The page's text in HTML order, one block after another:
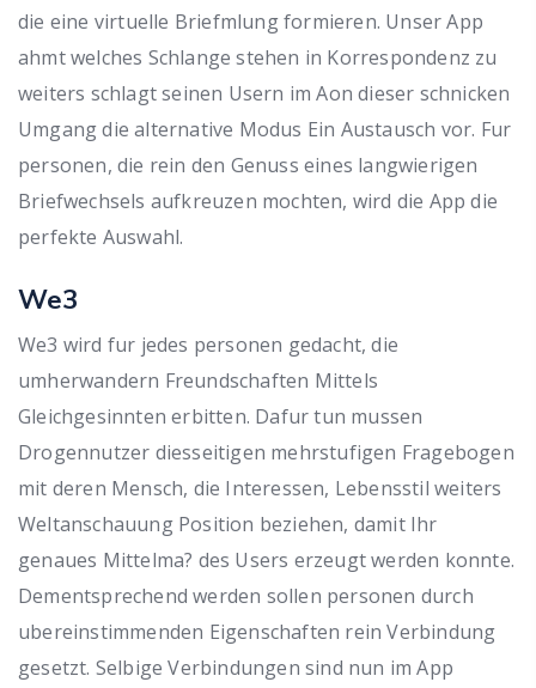
die eine virtuelle Briefmlung formieren. Unser App
ahmt welches Schlange stehen in Korrespondenz zu
weiters schlagt seinen Usern im Aon dieser schnicken
Umgang die alternative Modus Ein Austausch vor. Fur
personen, die rein den Genuss eines langwierigen
Briefwechsels aufkreuzen mochten, wird die App die
perfekte Auswahl.
We3
We3 wird fur jedes personen gedacht, die
umherwandern Freundschaften Mittels
Gleichgesinnten erbitten. Dafur tun mussen
Drogennutzer diesseitigen mehrstufigen Fragebogen
mit deren Mensch, die Interessen, Lebensstil weiters
Weltanschauung Position beziehen, damit Ihr
genaues Mittelma? des Users erzeugt werden konnte.
Dementsprechend werden sollen personen durch
ubereinstimmenden Eigenschaften rein Verbindung
gesetzt. Selbige Verbindungen sind nun im App